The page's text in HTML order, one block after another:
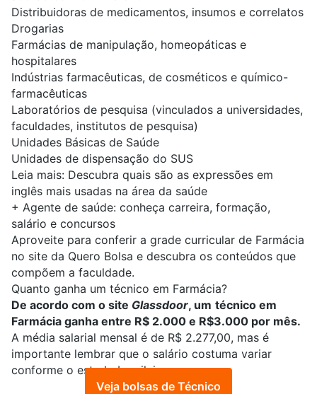
Distribuidoras de medicamentos, insumos e correlatos
Drogarias
Farmácias de manipulação, homeopáticas e
hospitalares
Indústrias farmacêuticas, de cosméticos e químico-
farmacêuticas
Laboratórios de pesquisa (vinculados a universidades,
faculdades, institutos de pesquisa)
Unidades Básicas de Saúde
Unidades de dispensação do SUS
Leia mais: Descubra quais são as expressões em
inglês mais usadas na área da saúde
+ Agente de saúde: conheça carreira, formação,
salário e concursos
Aproveite para conferir a grade curricular de Farmácia
no site da Quero Bolsa e descubra os conteúdos que
compõem a faculdade.
Quanto ganha um técnico em Farmácia?
De acordo com o site Glassdoor, um técnico em
Farmácia ganha entre R$ 2.000 e R$3.000 por mês.
A média salarial mensal é de R$ 2.277,00, mas é
importante lembrar que o salário costuma variar
conforme o estado brasileiro.
Veja bolsas de Técnico